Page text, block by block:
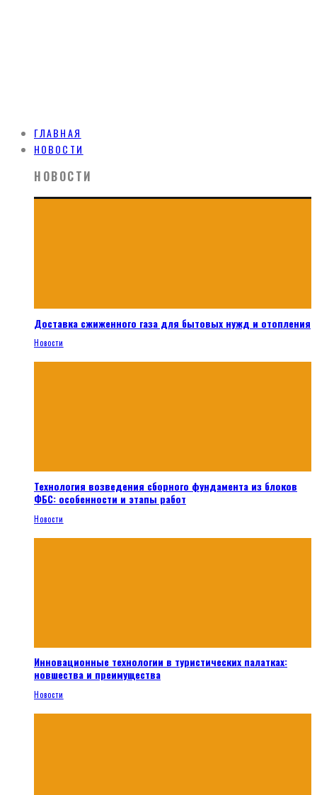
ГЛАВНАЯ
НОВОСТИ
НОВОСТИ
Доставка сжиженного газа для бытовых нужд и отопления
Новости
Технология возведения сборного фундамента из блоков
ФБС: особенности и этапы работ
Новости
Инновационные технологии в туристических палатках:
новшества и преимущества
Новости